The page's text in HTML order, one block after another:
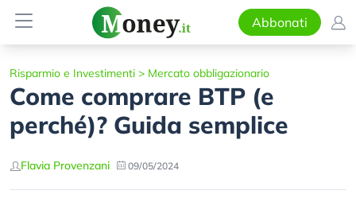
Abbonati
Risparmio e Investimenti > Mercato obbligazionario
Come comprare BTP (e
perché)? Guida semplice
Flavia Provenzani 09/05/2024